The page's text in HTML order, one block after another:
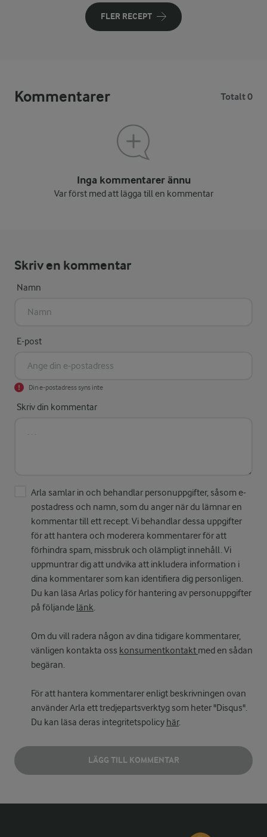
FLER RECEPT
Kommentarer Totalt 0
Inga kommentarer ännu
Var först med att lägga till en kommentar
Skriv en kommentar
Namn
E-post
Din e-postadress syns inte
Skriv din kommentar
Arla samlar in och behandlar personuppgifter, såsom e-
postadress och namn, som du anger när du lämnar en
kommentar till ett recept. Vi behandlar dessa uppgifter
för att hantera och moderera kommentarer för att
förhindra spam, missbruk och olämpligt innehåll. Vi
uppmuntrar dig att undvika att inkludera information i
dina kommentarer som kan identifiera dig personligen.
Du kan läsa Arlas policy för hantering av personuppgifter
på följande länk.
Om du vill radera någon av dina tidigare kommentarer,
vänligen kontakta oss konsumentkontakt med en sådan
begäran.
För att hantera kommentarer enligt beskrivningen ovan
använder Arla ett tredjepartsverktyg som heter "Disqus".
Du kan läsa deras integritetspolicy här.
LÄGG TILL KOMMENTAR